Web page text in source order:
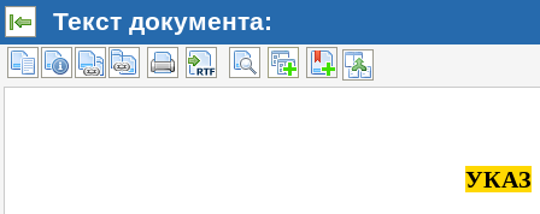
Текст документа: